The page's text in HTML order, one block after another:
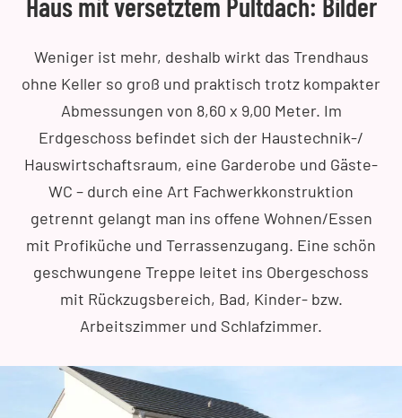
Weniger ist mehr, deshalb wirkt das Trendhaus
ohne Keller so groß und praktisch trotz kompakter
Abmessungen von 8,60 x 9,00 Meter. Im
Erdgeschoss befindet sich der Haustechnik-/
Hauswirtschaftsraum, eine Garderobe und Gäste-
WC – durch eine Art Fachwerkkonstruktion
getrennt gelangt man ins offene Wohnen/Essen
mit Profiküche und Terrassenzugang. Eine schön
geschwungene Treppe leitet ins Obergeschoss
mit Rückzugsbereich, Bad, Kinder- bzw.
Arbeitszimmer und Schlafzimmer.